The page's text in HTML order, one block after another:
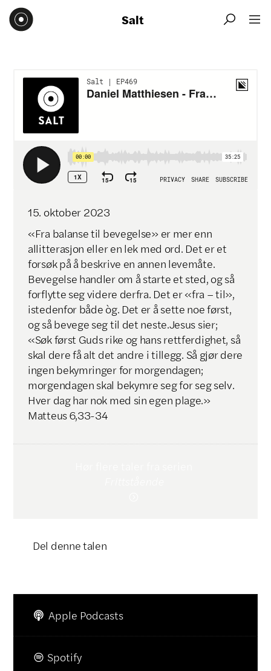
Salt  
15. oktober 2023
«Fra balanse til bevegelse» er mer enn
allitterasjon eller en lek med ord. Det er et
forsøk på å beskrive en annen levemåte.
Bevegelse handler om å starte et sted, og så
forflytte seg videre derfra. Det er «fra – til»,
istedenfor både òg. Det er å sette noe først,
og så bevege seg til det neste.Jesus sier;
«Søk først Guds rike og hans rettferdighet, så
skal dere få alt det andre i tillegg. Så gjør dere
ingen bekymringer for morgendagen;
morgendagen skal bekymre seg for seg selv.
Hver dag har nok med sin egen plage.»
Matteus 6,33-34
Del denne talen
 Apple Podcasts
 Spotify